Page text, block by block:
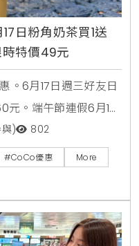
日粉角奶茶買1送
時特價49元
。6月17日週三好友日
元。端午節連假6月19
芒果冰沙、雪沙椰椰
冰沙限時特價49元。
) 802
#CoCo優惠 More